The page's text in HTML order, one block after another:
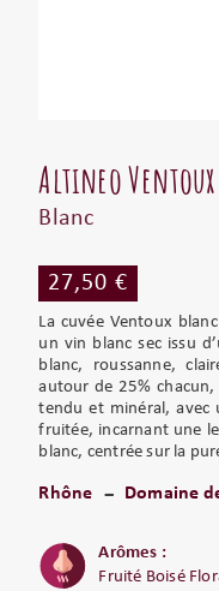
Altineo
Blanc
27,50 €
La cuvée Ventoux
un vin blanc sec issu
blanc, roussanne,
autour de 25%
tendu et minéral, avec
fruitée, incarnant une
blanc, centrée sur la
Rhône Domaine
Arômes :
Fruité Boisé